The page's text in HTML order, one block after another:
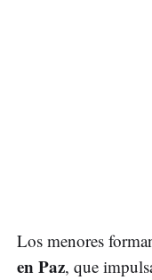
Los menores
en Paz, que